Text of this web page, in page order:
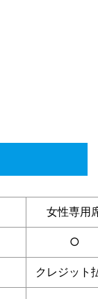
女性専用
○
クレジット